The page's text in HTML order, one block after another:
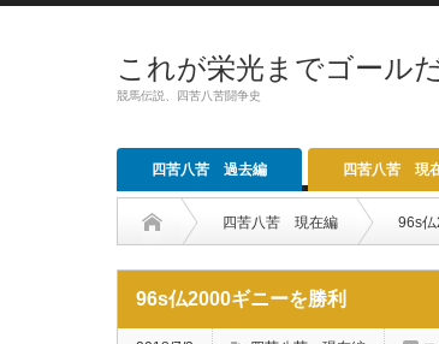
これが栄光までゴール
競馬伝説、四苦八苦闘争史
四苦八苦 過去編 四苦八苦 現
四苦八苦 現在編 96s仏
96s仏2000ギニーを勝利